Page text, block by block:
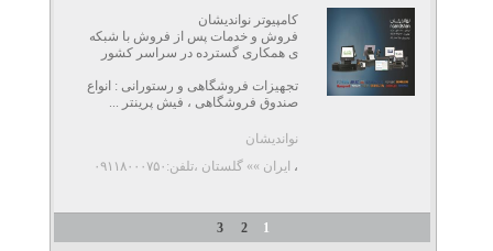
کامپیوتر نواندیشان
فروش و خدمات پس از فروش با شبکه
ی همکاری گسترده در سراسر کشور
تجهیزات فروشگاهی و رستورانی : انواع
صندوق فروشگاهی ، فیش پرینتر ...
نواندیشان
، ایران »» گلستان ،تلفن:۰۹۱۱۸۰۰۰۷۵۰
1
2
3